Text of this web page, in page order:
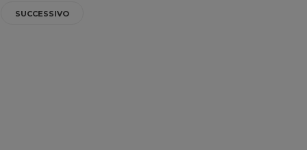
SUCCESSIVO